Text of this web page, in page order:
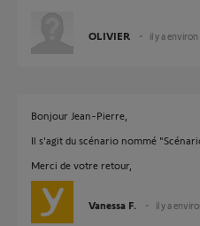
OLIVIER il y a environ
Bonjour Jean-Pierre,
Il s'agit du scénario nommé
Merci de votre retour,
Vanessa F. il y a